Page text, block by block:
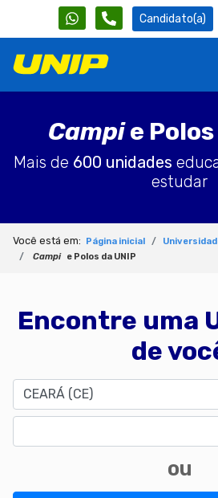
Candidato(a)
Campie Polos
Mais de 600 unidades
estudar
Você está em: Página inicial
Campi
e Polos da UNIP
Encontre uma
de
Estado
ou